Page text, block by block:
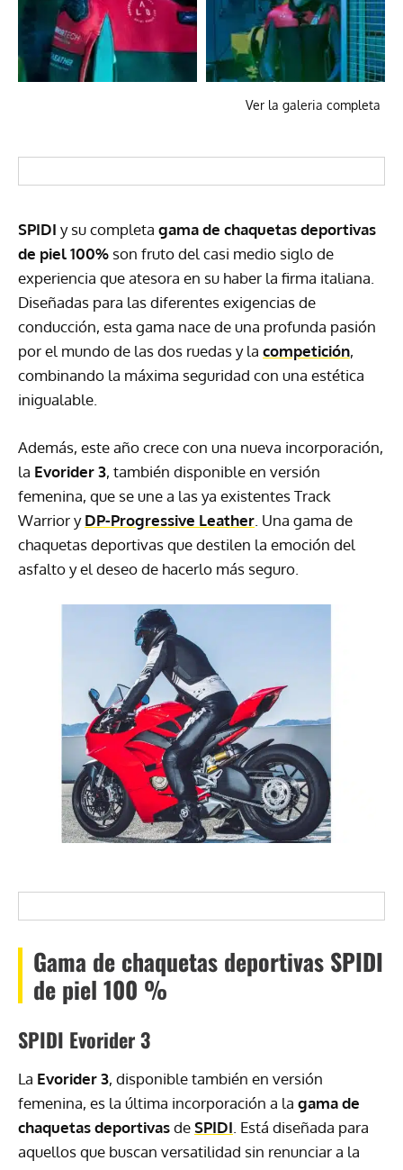
Ver la galeria completa
SPIDI y su completa gama de chaquetas deportivas
de piel 100% son fruto del casi medio siglo de
experiencia que atesora en su haber la firma italiana.
Diseñadas para las diferentes exigencias de
conducción, esta gama nace de una profunda pasión
por el mundo de las dos ruedas y la competición,
combinando la máxima seguridad con una estética
inigualable.
Además, este año crece con una nueva incorporación,
la Evorider 3, también disponible en versión
femenina, que se une a las ya existentes Track
Warrior yDP-Progressive Leather . Una gama de
chaquetas deportivas que destilen la emoción del
asfalto y el deseo de hacerlo más seguro.
Gama de chaquetas deportivas SPIDI
de piel 100 %
SPIDI Evorider 3
La Evorider 3, disponible también en versión
femenina, es la última incorporación a la gama de
chaquetas deportivasdeSPIDI. Está diseñada para
aquellos que buscan versatilidad sin renunciar a la